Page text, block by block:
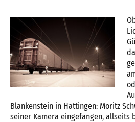
Blankenstein in Hattingen: Moritz
seiner Kamera eingefangen, allseits